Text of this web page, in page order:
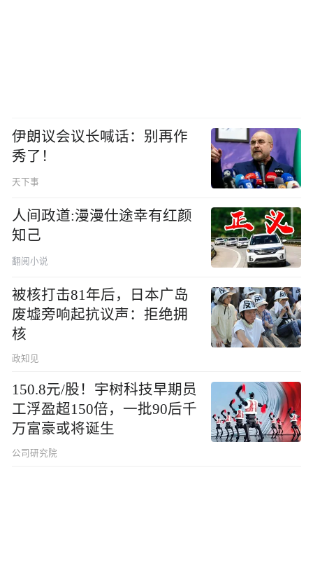
伊朗议会议长喊话：别再作
秀了！
天下事
人间政道:漫漫仕途幸有红颜
知己
翻阅小说
被核打击81年后，日本广岛
废墟旁响起抗议声：拒绝拥
核
政知见
150.8元/股！宇树科技早期员
工浮盈超150倍，一批90后千
万富豪或将诞生
公司研究院